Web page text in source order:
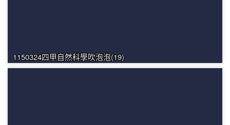
1150324四甲自然科學吹泡泡(19)